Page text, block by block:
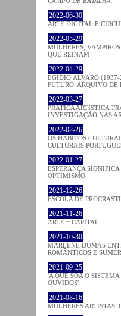
2022-06-30
ARTE DIGITAL E
2022-05-29
MULHERES,
QUE REINAM
2022-04-29
EGÍDIO ÁLVARO
FUTURO: ARQUIVO DE
2022-03-27
PRATICA ARTÍSTICA
INVESTIGAÇÃO NAS
2022-02-26
OS HÁBITOS
CULTURAIS
2022-01-27
ESPERANÇA
OPTIMISMO
2021-12-26
ESCOLA DE
2021-11-26
ARTE = CAPITAL
2021-10-30
MARLENE DUMAS
ROMÂNTICOS E
2021-09-25
'A QUE SOA O
OUVIDOS'
2021-08-16
MULHERES ARTISTAS: